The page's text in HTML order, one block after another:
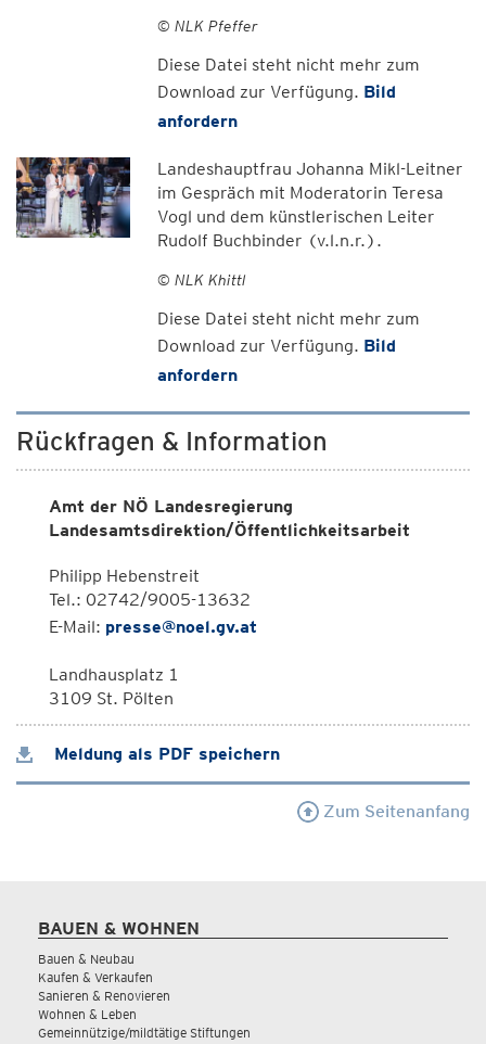
© NLK Pfeffer
Diese Datei steht nicht mehr zum
Download zur Verfügung. Bild
anfordern
Landeshauptfrau Johanna Mikl-Leitner
im Gespräch mit Moderatorin Teresa
Vogl und dem künstlerischen Leiter
Rudolf Buchbinder (v.l.n.r.).
© NLK Khittl
Diese Datei steht nicht mehr zum
Download zur Verfügung. Bild
anfordern
Rückfragen & Information
Amt der NÖ Landesregierung
Landesamtsdirektion/Öffentlichkeitsarbeit
Philipp Hebenstreit
Tel.: 02742/9005-13632
E-Mail: presse@noel.gv.at
Landhausplatz 1
3109 St. Pölten
Meldung als PDF speichern
Zum Seitenanfang
BAUEN & WOHNEN
Bauen & Neubau
Kaufen & Verkaufen
Sanieren & Renovieren
Wohnen & Leben
Gemeinnützige/mildtätige Stiftungen